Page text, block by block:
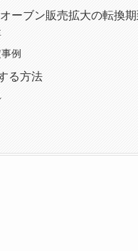
ーブン販売拡大の転換
例
る方法